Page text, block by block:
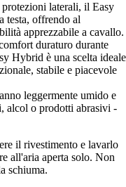
laterali, il Easy
testa, offrendo al
apprezzabile a cavallo.
duraturo durante
Hybrid è una scelta ideale
stabile e piacevole
leggermente umido e
alcol o prodotti abrasivi -
il rivestimento e lavarlo
all'aria aperta solo. Non
schiuma.